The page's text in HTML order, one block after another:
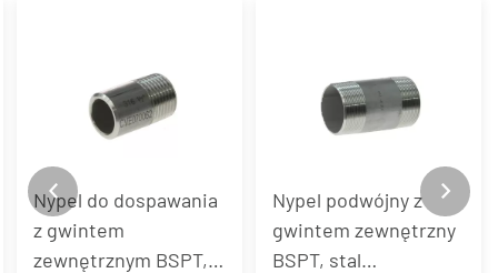
Nypel do dospawania
z gwintem
zewnętrznym BSPT,
Nypel podwójny z
gwintem zewnętrzny
BSPT, stal